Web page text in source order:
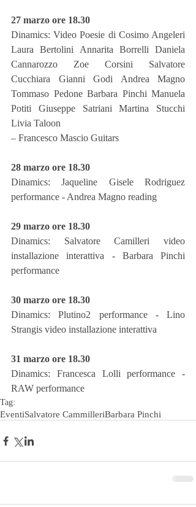
27 marzo ore 18.30
Dinamics: Video Poesie di Cosimo Angeleri
Laura Bertolini Annarita Borrelli Daniela
Cannarozzo Zoe Corsini Salvatore
Cucchiara Gianni Godi Andrea Magno
Tommaso Pedone Barbara Pinchi Manuela
Potiti Giuseppe Satriani Martina Stucchi
Livia Taloon
– Francesco Mascio Guitars
28 marzo ore 18.30
Dinamics: Jaqueline Gisele Rodriguez
performance - Andrea Magno reading
29 marzo ore 18.30
Dinamics: Salvatore Camilleri video
installazione interattiva - Barbara Pinchi
performance
30 marzo ore 18.30
Dinamics: Plutino2 performance - Lino
Strangis video installazione interattiva
31 marzo ore 18.30
Dinamics: Francesca Lolli performance -
RAW performance
Tag:
EventiSalvatore CammilleriBarbara Pinchi